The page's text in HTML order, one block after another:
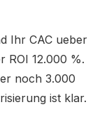
Ihr CAC ueber
ROI 12.000 %.
noch 3.000
ist klar.